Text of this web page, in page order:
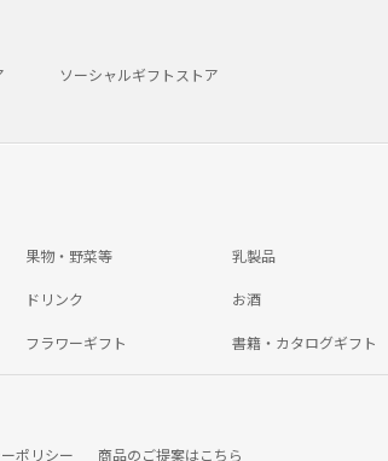
ソーシャルギフトストア
果物・野菜等 乳製品
ドリンク お酒
フラワーギフト 書籍・カタログギフト
ポリシー 商品のご提案はこちら